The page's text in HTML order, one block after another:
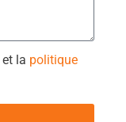
et la politique